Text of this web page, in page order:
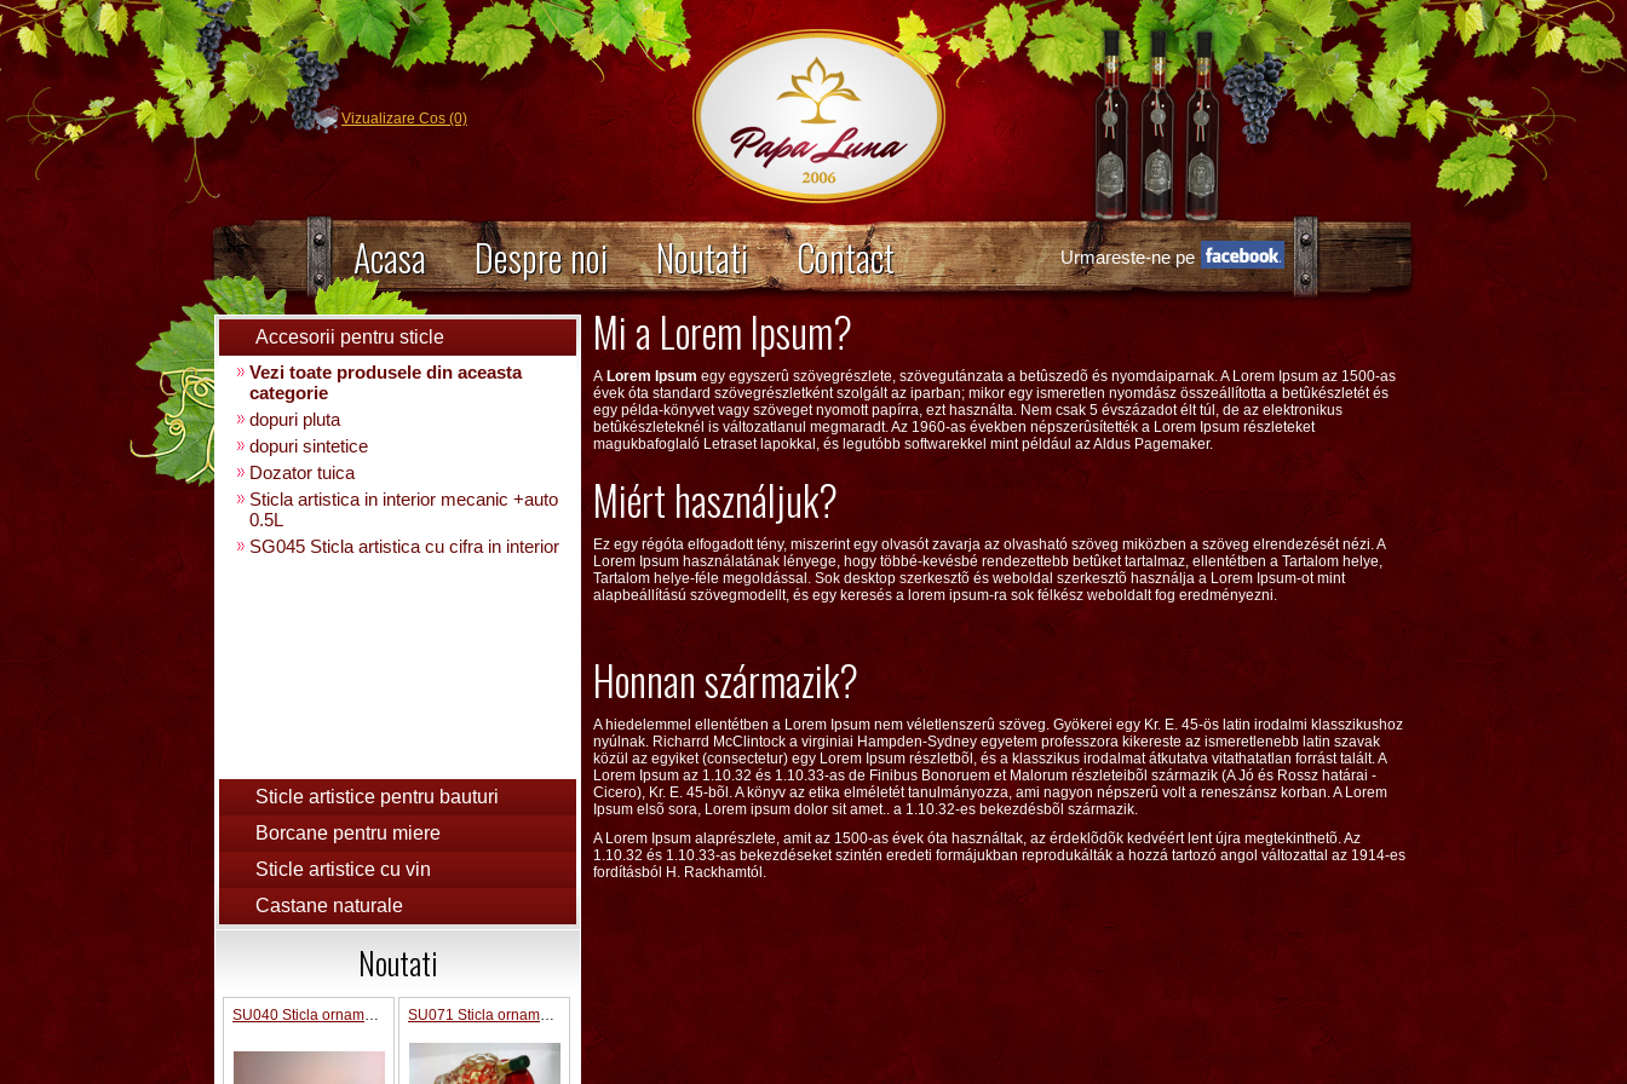
Vizualizare Cos (0)
Acasa Despre noi Noutati Contact Urmareste-ne pe
Accesorii pentru sticle
Vezi toate produsele din aceasta
categorie
dopuri pluta
dopuri sintetice
Dozator tuica
Sticla artistica in interior mecanic +auto
0.5L
SG045 Sticla artistica cu cifra in interior
Sticle artistice pentru bauturi
Borcane pentru miere
Sticle artistice cu vin
Castane naturale
Noutati
SU040 Sticla ornamentala Pusca SU071 Sticla ornamentala
Mi a Lorem Ipsum?
A Lorem Ipsum egy egyszerû szövegrészlete, szövegutánzata a betûszedõ és nyomdaiparnak. A Lorem Ipsum az 1500-as
évek óta standard szövegrészletként szolgált az iparban; mikor egy ismeretlen nyomdász összeállította a betûkészletét és
egy példa-könyvet vagy szöveget nyomott papírra, ezt használta. Nem csak 5 évszázadot élt túl, de az elektronikus
betûkészleteknél is változatlanul megmaradt. Az 1960-as években népszerûsítették a Lorem Ipsum részleteket
magukbafoglaló Letraset lapokkal, és legutóbb softwarekkel mint például az Aldus Pagemaker.
Miért használjuk?
Ez egy régóta elfogadott tény, miszerint egy olvasót zavarja az olvasható szöveg miközben a szöveg elrendezését nézi. A
Lorem Ipsum használatának lényege, hogy többé-kevésbé rendezettebb betûket tartalmaz, ellentétben a Tartalom helye,
Tartalom helye-féle megoldással. Sok desktop szerkesztõ és weboldal szerkesztõ használja a Lorem Ipsum-ot mint
alapbeállítású szövegmodellt, és egy keresés a lorem ipsum-ra sok félkész weboldalt fog eredményezni.
Honnan származik?
A hiedelemmel ellentétben a Lorem Ipsum nem véletlenszerû szöveg. Gyökerei egy Kr. E. 45-ös latin irodalmi klasszikushoz
nyúlnak. Richarrd McClintock a virginiai Hampden-Sydney egyetem professzora kikereste az ismeretlenebb latin szavak
közül az egyiket (consectetur) egy Lorem Ipsum részletbõl, és a klasszikus irodalmat átkutatva vitathatatlan forrást talált. A
Lorem Ipsum az 1.10.32 és 1.10.33-as de Finibus Bonoruem et Malorum részleteibõl származik (A Jó és Rossz határai -
Cicero), Kr. E. 45-bõl. A könyv az etika elméletét tanulmányozza, ami nagyon népszerû volt a reneszánsz korban. A Lorem
Ipsum elsõ sora, Lorem ipsum dolor sit amet.. a 1.10.32-es bekezdésbõl származik.
A Lorem Ipsum alaprészlete, amit az 1500-as évek óta használtak, az érdeklõdõk kedvéért lent újra megtekinthetõ. Az
1.10.32 és 1.10.33-as bekezdéseket szintén eredeti formájukban reprodukálták a hozzá tartozó angol változattal az 1914-es
fordításból H. Rackhamtól.